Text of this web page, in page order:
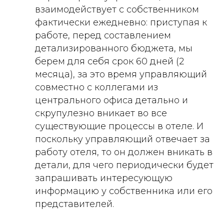
взаимодействует с собственником
фактически ежедневно: приступая к
работе, перед составлением
детализированного бюджета, мы
берем для себя срок 60 дней (2
месяца), за это время управляющий
совместно с коллегами из
центрального офиса детально и
скрупулезно вникает во все
существующие процессы в отеле. И
поскольку управляющий отвечает за
работу отеля, то он должен вникать в
детали, для чего периодически будет
запрашивать интересующую
информацию у собственника или его
представителей.